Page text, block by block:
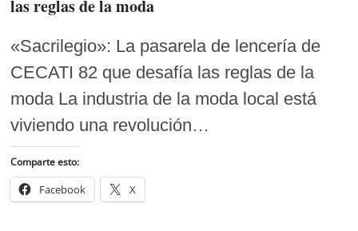
las reglas de la moda
«Sacrilegio»: La pasarela de lencería de
CECATI 82 que desafía las reglas de la
moda La industria de la moda local está
viviendo una revolución…
Comparte esto:
Facebook X